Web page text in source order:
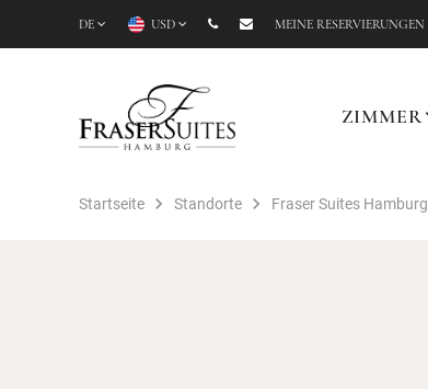
DE USD MEINE RESERVIERUNGEN
ZIMMER
Startseite Standorte Fraser Suites Hamburg